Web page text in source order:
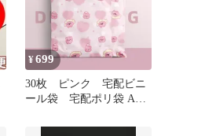
¥699
30枚 ピンク 宅配ビニ
ール袋 宅配ポリ袋 A4
い 33cm*26cm フタ4cm